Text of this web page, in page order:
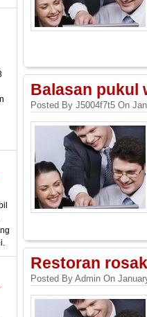
Balasan pukul
Posted By J5004f7t5 On
Restoran
Posted By Admin On